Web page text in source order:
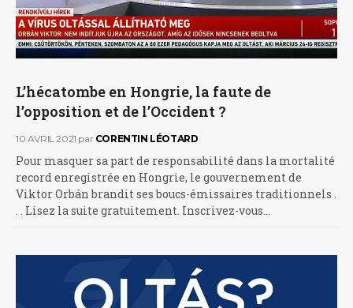
L’hécatombe en Hongrie, la faute de
l’opposition et de l’Occident ?
10 AVRIL 2021 par CORENTIN LÉOTARD
Pour masquer sa part de responsabilité dans la mortalité
record enregistrée en Hongrie, le gouvernement de
Viktor Orbán brandit ses boucs-émissaires traditionnels .
. . Lisez la suite gratuitement. Inscrivez-vous…